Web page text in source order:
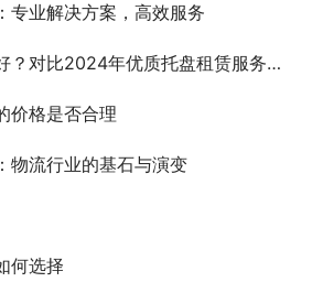
专业解决方案，高效服务
对比2024年优质托盘租赁服务商排名
价格是否合理
物流行业的基石与演变
何选择